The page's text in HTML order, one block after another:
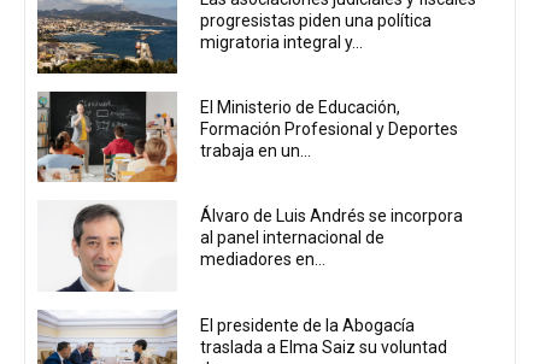
progresistas piden una política
migratoria integral y...
El Ministerio de Educación,
Formación Profesional y Deportes
trabaja en un...
Álvaro de Luis Andrés se incorpora
al panel internacional de
mediadores en...
El presidente de la Abogacía
traslada a Elma Saiz su voluntad